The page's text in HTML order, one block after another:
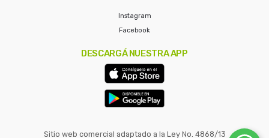
Instagram
Facebook
DESCARGÁ NUESTRA APP
Sitio web comercial adaptado a la Ley No. 4868/13